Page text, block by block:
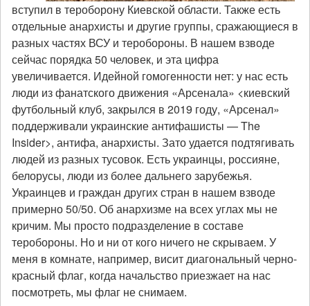
вступил в тероборону Киевской области. Также есть
отдельные анархисты и другие группы, сражающиеся в
разных частях ВСУ и теробороны. В нашем взводе
сейчас порядка 50 человек, и эта цифра
увеличивается. Идейной гомогенности нет: у нас есть
люди из фанатского движения «Арсенала» <киевский
футбольный клуб, закрылся в 2019 году, «Арсенал»
поддерживали украинские антифашисты — The
Insider>, антифа, анархисты. Зато удается подтягивать
людей из разных тусовок. Есть украинцы, россияне,
белорусы, люди из более дальнего зарубежья.
Украинцев и граждан других стран в нашем взводе
примерно 50/50. Об анархизме на всех углах мы не
кричим. Мы просто подразделение в составе
теробороны. Но и ни от кого ничего не скрываем. У
меня в комнате, например, висит диагональный черно-
красный флаг, когда начальство приезжает на нас
посмотреть, мы флаг не снимаем.